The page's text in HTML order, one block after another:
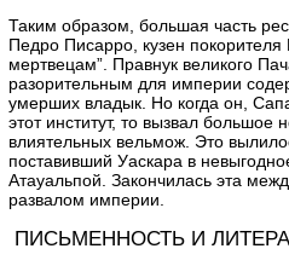
Таким образом, большая часть
Педро Писарро, кузен
мертвецам”. Правнук великого
разорительным для империи
умерших владык. Но когда он,
этот институт, то вызвал большое
влиятельных вельмож. Это
поставивший Уаскара в
Атауальпой. Закончилась эта
развалом империи.
ПИСЬМЕННОСТЬ И